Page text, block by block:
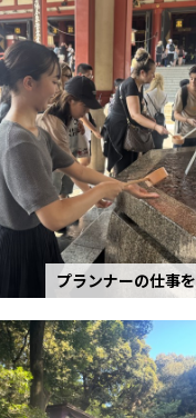
プランナーの仕事